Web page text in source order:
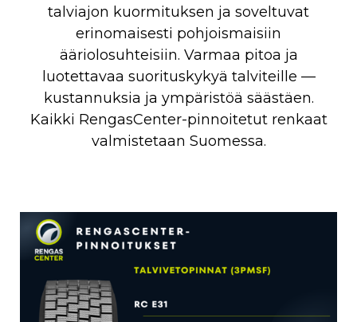
talviajon kuormituksen ja soveltuvat
erinomaisesti pohjoismaisiin
ääriolosuhteisiin. Varmaa pitoa ja
luotettavaa suorituskykyä talviteille —
kustannuksia ja ympäristöä säästäen.
Kaikki RengasCenter-pinnoitetut renkaat
valmistetaan Suomessa.